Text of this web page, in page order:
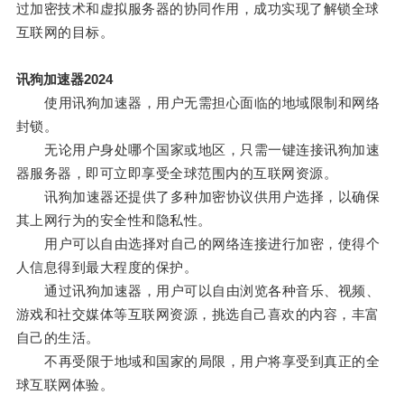
过加密技术和虚拟服务器的协同作用，成功实现了解锁全球
互联网的目标。
讯狗加速器2024
使用讯狗加速器，用户无需担心面临的地域限制和网络
封锁。
无论用户身处哪个国家或地区，只需一键连接讯狗加速
器服务器，即可立即享受全球范围内的互联网资源。
讯狗加速器还提供了多种加密协议供用户选择，以确保
其上网行为的安全性和隐私性。
用户可以自由选择对自己的网络连接进行加密，使得个
人信息得到最大程度的保护。
通过讯狗加速器，用户可以自由浏览各种音乐、视频、
游戏和社交媒体等互联网资源，挑选自己喜欢的内容，丰富
自己的生活。
不再受限于地域和国家的局限，用户将享受到真正的全
球互联网体验。